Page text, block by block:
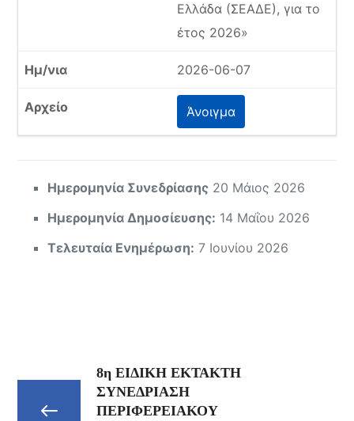
Ελλάδα (ΣΕΑΔΕ), για το
έτος 2026»
2026-06-07
Άνοιγμα
Ημερομηνία Συνεδρίασης 20 Μάιος 2026
Ημερομηνία Δημοσίευσης: 14 Μαΐου 2026
Τελευταία Ενημέρωση: 7 Ιουνίου 2026
8η ΕΙΔΙΚΗ ΕΚΤΑΚΤΗ
ΣΥΝΕΔΡΙΑΣΗ
ΠΕΡΙΦΕΡΕΙΑΚΟΥ